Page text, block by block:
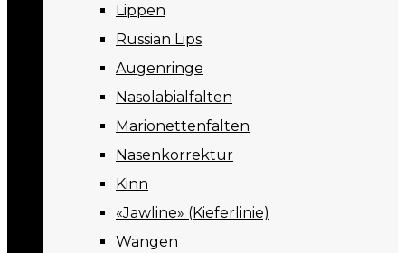
Lippen
Russian Lips
Augenringe
Nasolabialfalten
Marionettenfalten
Nasenkorrektur
Kinn
«Jawline» (Kieferlinie)
Wangen